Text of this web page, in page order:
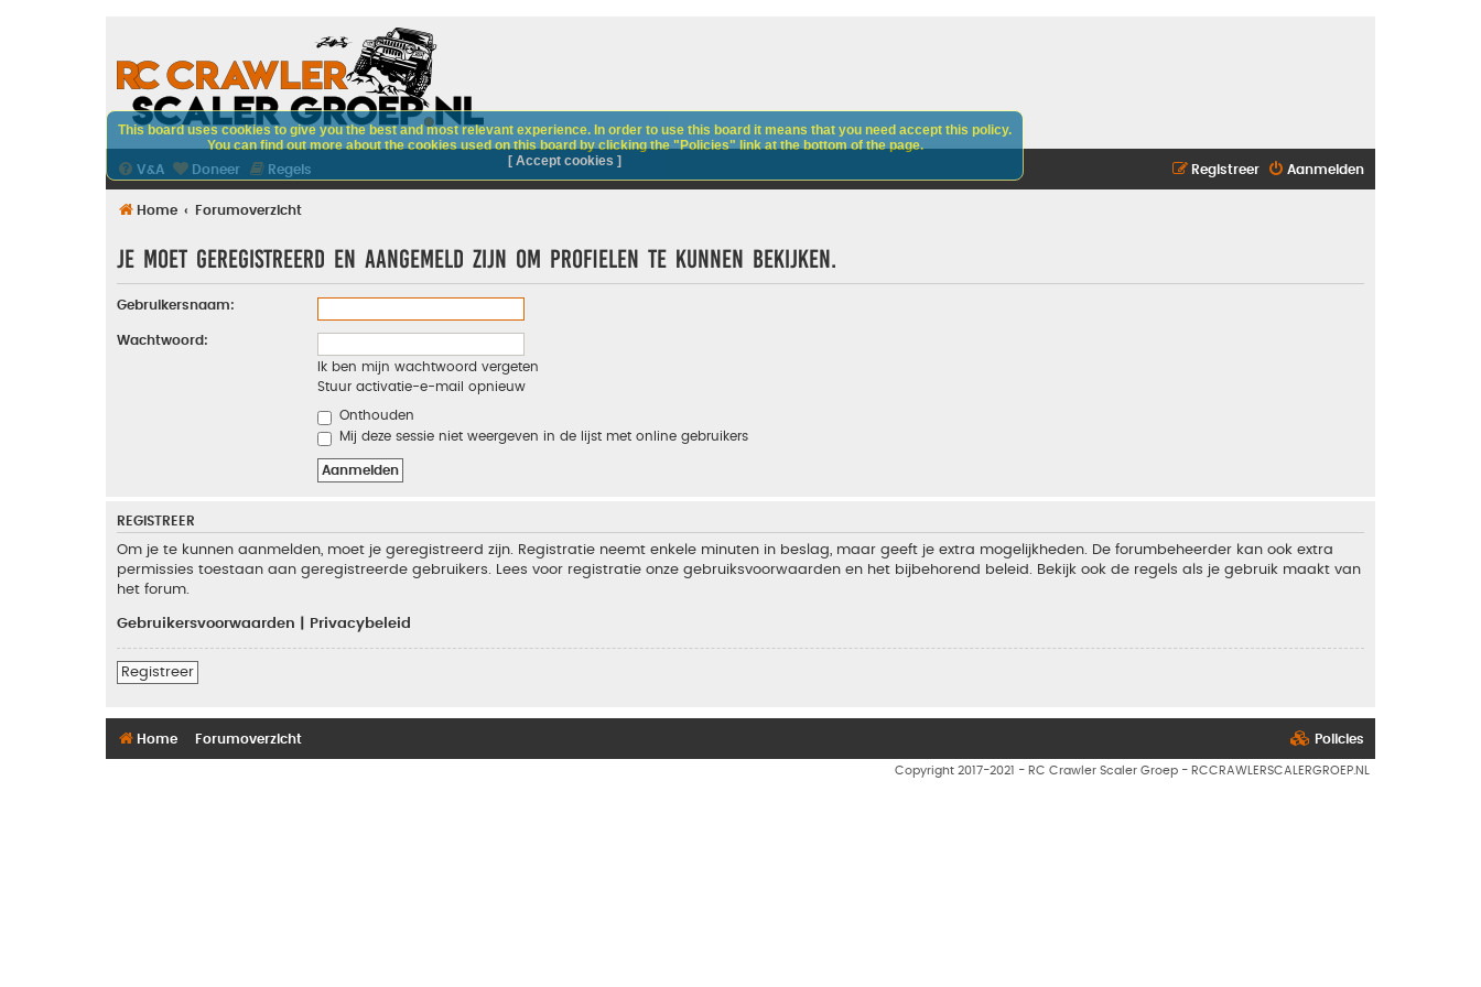
V&A Doneer Regels Aanmelden
Registreer
Home Forumoverzicht
Je moet geregistreerd en aangemeld zijn om profielen te kunnen bekijken.
Gebruikersnaam:
Wachtwoord:
Ik ben mijn wachtwoord vergeten
Stuur activatie-e-mail opnieuw
Onthouden
Mij deze sessie niet weergeven in de lijst met online gebruikers
REGISTREER
Om je te kunnen aanmelden, moet je geregistreerd zijn. Registratie neemt enkele minuten in beslag, maar geeft je extra mogelijkheden. De forumbeheerder kan ook extra
permissies toestaan aan geregistreerde gebruikers. Lees voor registratie onze gebruiksvoorwaarden en het bijbehorend beleid. Bekijk ook de regels als je gebruik maakt van
het forum.
Gebruikersvoorwaarden Privacybeleid
Registreer
This board uses cookies to give you the best and most relevant experience. In order to use this board it means that you need accept this policy.
You can find out more about the cookies used on this board by clicking the "Policies" link at the bottom of the page.
[ Accept cookies ]
Home Forumoverzicht Policies
Copyright 2017-2021 - RC Crawler Scaler Groep - RCCRAWLERSCALERGROEP.NL